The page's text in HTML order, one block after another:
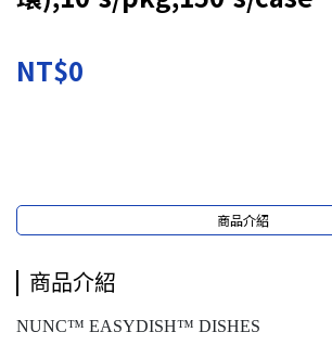
NT$0
商品介紹
商品介紹
NUNC™ EASYDISH™ DISHES